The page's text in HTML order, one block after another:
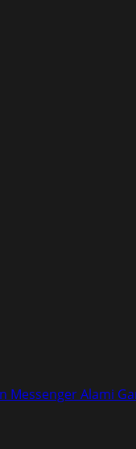
Messenger Alami